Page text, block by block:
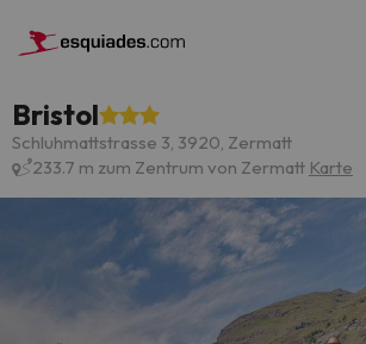
Bristol
Schluhmattstrasse 3, 3920, Zermatt
233.7 m zum Zentrum von Zermatt Karte